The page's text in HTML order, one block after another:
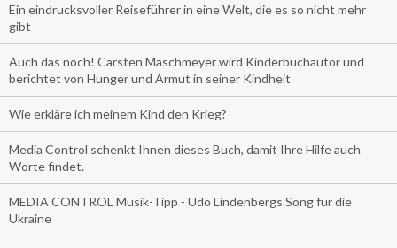
Ein eindrucksvoller Reiseführer in eine Welt, die es so nicht mehr
gibt
Auch das noch! Carsten Maschmeyer wird Kinderbuchautor und
berichtet von Hunger und Armut in seiner Kindheit
Wie erkläre ich meinem Kind den Krieg?
Media Control schenkt Ihnen dieses Buch, damit Ihre Hilfe auch
Worte findet.
MEDIA CONTROL Musik-Tipp - Udo Lindenbergs Song für die
Ukraine